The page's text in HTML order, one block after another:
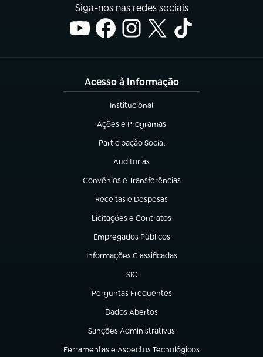
Siga-nos nas redes sociais
Acesso à Informação
Institucional
(abre em nova aba)
Ações e Programas
(abre em nova aba)
Participação Social
(abre em nova aba)
Auditorias
(abre em nova aba)
Convênios e Transferências
(abre em nova aba)
Receitas e Despesas
(abre em nova aba)
Licitações e Contratos
(abre em nova aba)
Empregados Públicos
(abre em nova aba)
Informações Classificadas
(abre em nova aba)
SIC
(abre em nova aba)
Perguntas Frequentes
(abre em nova aba)
Dados Abertos
(abre em nova aba)
Sanções Administrativas
(abre em nova aba)
Ferramentas e Aspectos Tecnológicos
(abre em nova aba)